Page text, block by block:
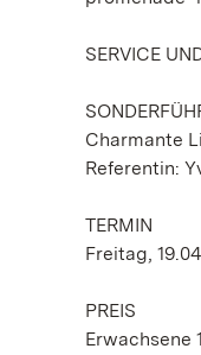
SERVICE
Charmante
Referentin:
TERMIN
Freitag,
PREIS
Erwachsene